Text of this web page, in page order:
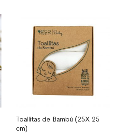
AÑADIR AL CARRITO
Toallitas de Bambú (25X 25
cm)